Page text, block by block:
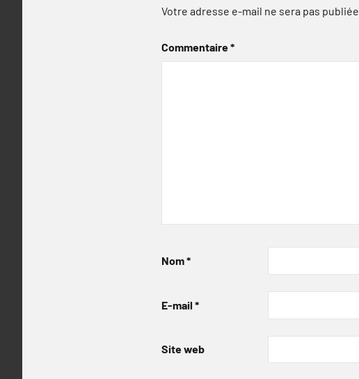
Votre adresse e-mail ne sera pas publiée.
Commentaire*
Nom*
E-mail *
Site web